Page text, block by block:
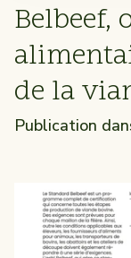
Belbeef,
de la
Publication